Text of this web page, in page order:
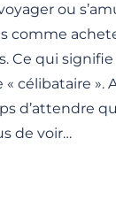
ou
comme
Ce qui
célibataire ».
d’attendre
de voir…